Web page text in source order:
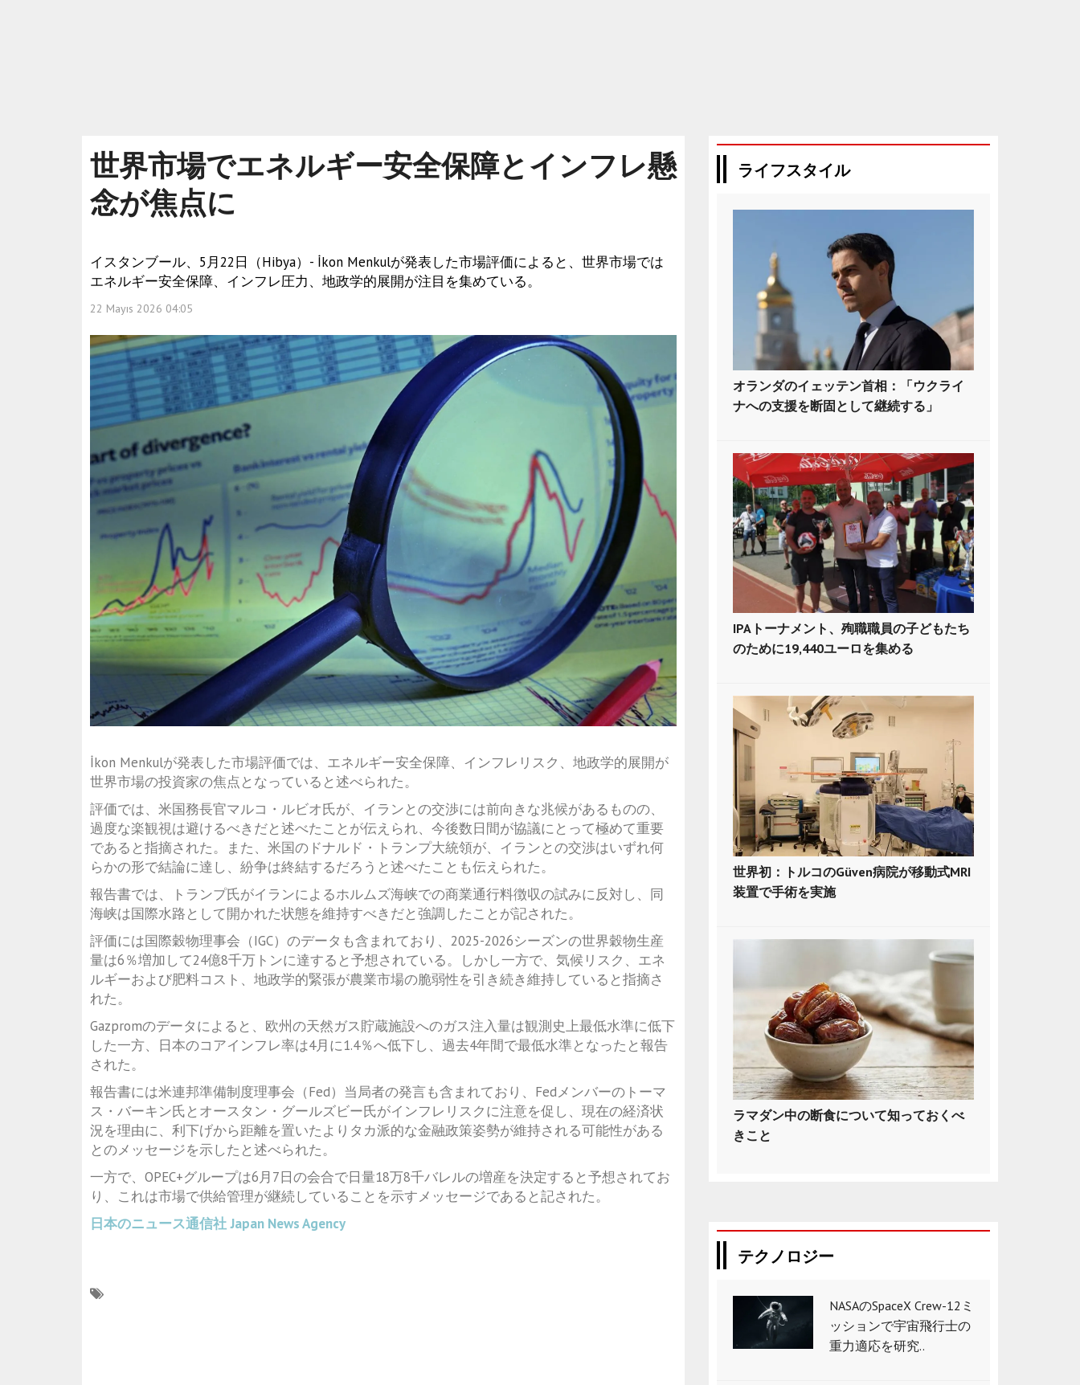
世界市場でエネルギー安全保障とインフレ懸
念が焦点に
イスタンブール、5月22日（Hibya）- İkon Menkulが発表した市場評価によると、世界市場では
エネルギー安全保障、インフレ圧力、地政学的展開が注目を集めている。
22 Mayıs 2026 04:05
İkon Menkulが発表した市場評価では、エネルギー安全保障、インフレリスク、地政学的展開が
世界市場の投資家の焦点となっていると述べられた。
評価では、米国務長官マルコ・ルビオ氏が、イランとの交渉には前向きな兆候があるものの、
過度な楽観視は避けるべきだと述べたことが伝えられ、今後数日間が協議にとって極めて重要
であると指摘された。また、米国のドナルド・トランプ大統領が、イランとの交渉はいずれ何
らかの形で結論に達し、紛争は終結するだろうと述べたことも伝えられた。
報告書では、トランプ氏がイランによるホルムズ海峡での商業通行料徴収の試みに反対し、同
海峡は国際水路として開かれた状態を維持すべきだと強調したことが記された。
評価には国際穀物理事会（IGC）のデータも含まれており、2025-2026シーズンの世界穀物生産
量は6％増加して24億8千万トンに達すると予想されている。しかし一方で、気候リスク、エネ
ルギーおよび肥料コスト、地政学的緊張が農業市場の脆弱性を引き続き維持していると指摘さ
れた。
Gazpromのデータによると、欧州の天然ガス貯蔵施設へのガス注入量は観測史上最低水準に低下
した一方、日本のコアインフレ率は4月に1.4％へ低下し、過去4年間で最低水準となったと報告
された。
報告書には米連邦準備制度理事会（Fed）当局者の発言も含まれており、Fedメンバーのトーマ
ス・バーキン氏とオースタン・グールズビー氏がインフレリスクに注意を促し、現在の経済状
況を理由に、利下げから距離を置いたよりタカ派的な金融政策姿勢が維持される可能性がある
とのメッセージを示したと述べられた。
一方で、OPEC+グループは6月7日の会合で日量18万8千バレルの増産を決定すると予想されてお
り、これは市場で供給管理が継続していることを示すメッセージであると記された。
日本のニュース通信社 Japan News Agency
ライフスタイル
オランダのイェッテン首相：「ウクライ
ナへの支援を断固として継続する」
IPAトーナメント、殉職職員の子どもたち
のために19,440ユーロを集める
世界初：トルコのGüven病院が移動式MRI
装置で手術を実施
ラマダン中の断食について知っておくべ
きこと
テクノロジー
NASAのSpaceX Crew-12ミ
ッションで宇宙飛行士の
重力適応を研究..